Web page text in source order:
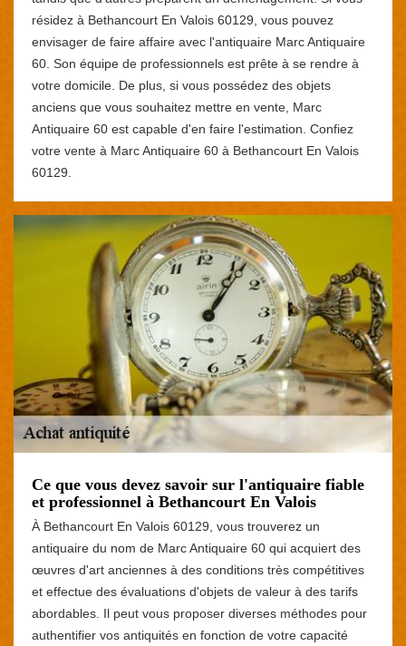
résidez à Bethancourt En Valois 60129, vous pouvez
envisager de faire affaire avec l'antiquaire Marc Antiquaire
60. Son équipe de professionnels est prête à se rendre à
votre domicile. De plus, si vous possédez des objets
anciens que vous souhaitez mettre en vente, Marc
Antiquaire 60 est capable d'en faire l'estimation. Confiez
votre vente à Marc Antiquaire 60 à Bethancourt En Valois
60129.
Ce que vous devez savoir sur l'antiquaire fiable
et professionnel à Bethancourt En Valois
À Bethancourt En Valois 60129, vous trouverez un
antiquaire du nom de Marc Antiquaire 60 qui acquiert des
œuvres d'art anciennes à des conditions très compétitives
et effectue des évaluations d'objets de valeur à des tarifs
abordables. Il peut vous proposer diverses méthodes pour
authentifier vos antiquités en fonction de votre capacité